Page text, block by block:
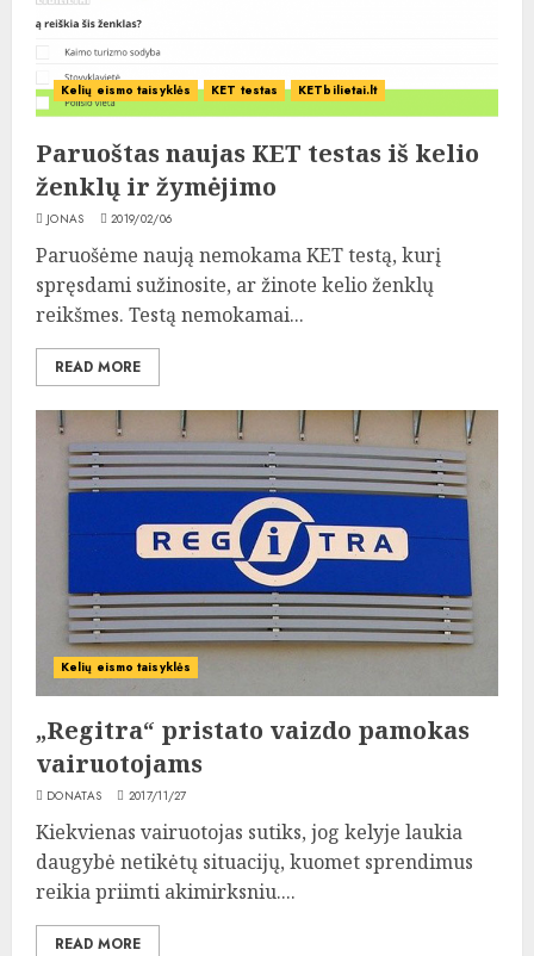
Kelių eismo taisyklės KET testas KETbilietai.lt
Paruoštas naujas KET testas iš kelio
ženklų ir žymėjimo
JONAS 2019/02/06
Paruošėme naują nemokama KET testą, kurį
spręsdami sužinosite, ar žinote kelio ženklų
reikšmes. Testą nemokamai...
READ MORE
Kelių eismo taisyklės
„Regitra“ pristato vaizdo pamokas
vairuotojams
DONATAS 2017/11/27
Kiekvienas vairuotojas sutiks, jog kelyje laukia
daugybė netikėtų situacijų, kuomet sprendimus
reikia priimti akimirksniu....
READ MORE